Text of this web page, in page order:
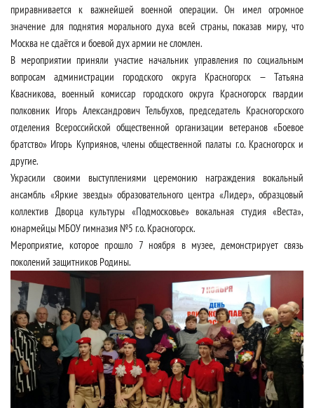
приравнивается к важнейшей военной операции. Он имел огромное
значение для поднятия морального духа всей страны, показав миру, что
Москва не сдаётся и боевой дух армии не сломлен.
В мероприятии приняли участие начальник управления по социальным
вопросам администрации городского округа Красногорск — Татьяна
Квасникова, военный комиссар городского округа Красногорск гвардии
полковник Игорь Александрович Тельбухов, председатель Красногорского
отделения Всероссийской общественной организации ветеранов «Боевое
братство» Игорь Куприянов, члены общественной палаты г.о. Красногорск и
другие.
Украсили своими выступлениями церемонию награждения вокальный
ансамбль «Яркие звезды» образовательного центра «Лидер», образцовый
коллектив Дворца культуры «Подмосковье» вокальная студия «Веста»,
юнармейцы МБОУ гимназия №5 г.о. Красногорск.
Мероприятие, которое прошло 7 ноября в музее, демонстрирует связь
поколений защитников Родины.